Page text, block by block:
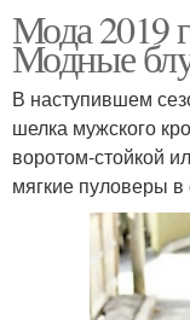
Мода 2019
Модные
В наступившем
шелка мужского
воротом-стойкой
мягкие пуловеры в